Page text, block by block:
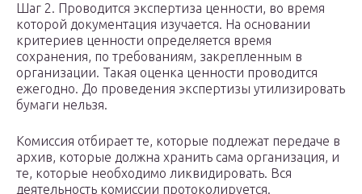
Шаг 2. Проводится экспертиза ценности, во время
которой документация изучается. На основании
критериев ценности определяется время
сохранения, по требованиям, закрепленным в
организации. Такая оценка ценности проводится
ежегодно. До проведения экспертизы утилизировать
бумаги нельзя.
Комиссия отбирает те, которые подлежат передаче в
архив, которые должна хранить сама организация, и
те, которые необходимо ликвидировать. Вся
деятельность комиссии протоколируется.